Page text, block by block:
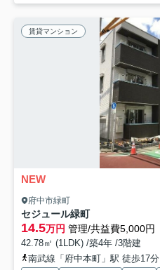
賃貸マンション
NEW
府中市緑町
セジュール緑町
14.5万円 管理/共益費5,000円
42.78㎡ (1LDK) /築4年 /3階建
南武線「府中本町」駅 徒歩17分